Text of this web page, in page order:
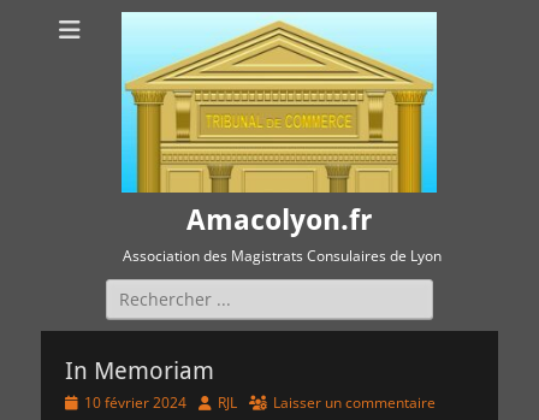
Amacolyon.fr
Association des Magistrats Consulaires de Lyon
Rechercher :
In Memoriam
Posted10 février 2024 Author
RJL Laisser un commentaire